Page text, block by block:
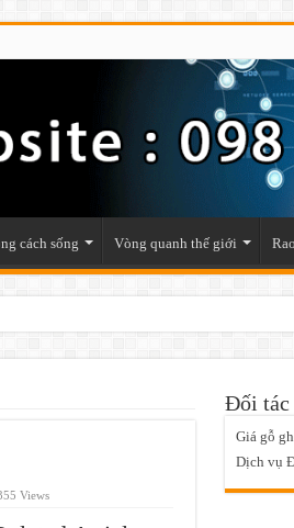
cách sống Vòng quanh thế giới
Views
Đối tác
Giá gỗ
Dịch vụ